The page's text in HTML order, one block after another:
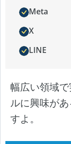
Meta
X
LINE
幅広い領域
ルに興味が
すよ。